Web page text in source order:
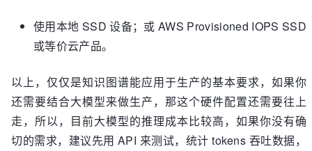
使用本地 SSD 设备；或 AWS Provisioned IOPS SSD
或等价云产品。
以上，仅仅是知识图谱能应用于生产的基本要求，如果你
还需要结合大模型来做生产，那这个硬件配置还需要往上
走，所以，目前大模型的推理成本比较高，如果你没有确
切的需求，建议先用 API 来测试，统计 tokens 吞吐数据，